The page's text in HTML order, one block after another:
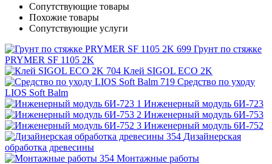
Сопутствующие товары
Похожие товары
Сопутствующие услуги
Грунт по стяжке
PRYMER SF 1105 2K
Клей SIGOL ECO 2K
Средство по уходу
LIOS Soft Balm
Инженерный модуль 6И-723
Инженерный модуль 6И-753
Инженерный модуль 6И-752
Дизайнерская
обработка древесины
Монтажные работы